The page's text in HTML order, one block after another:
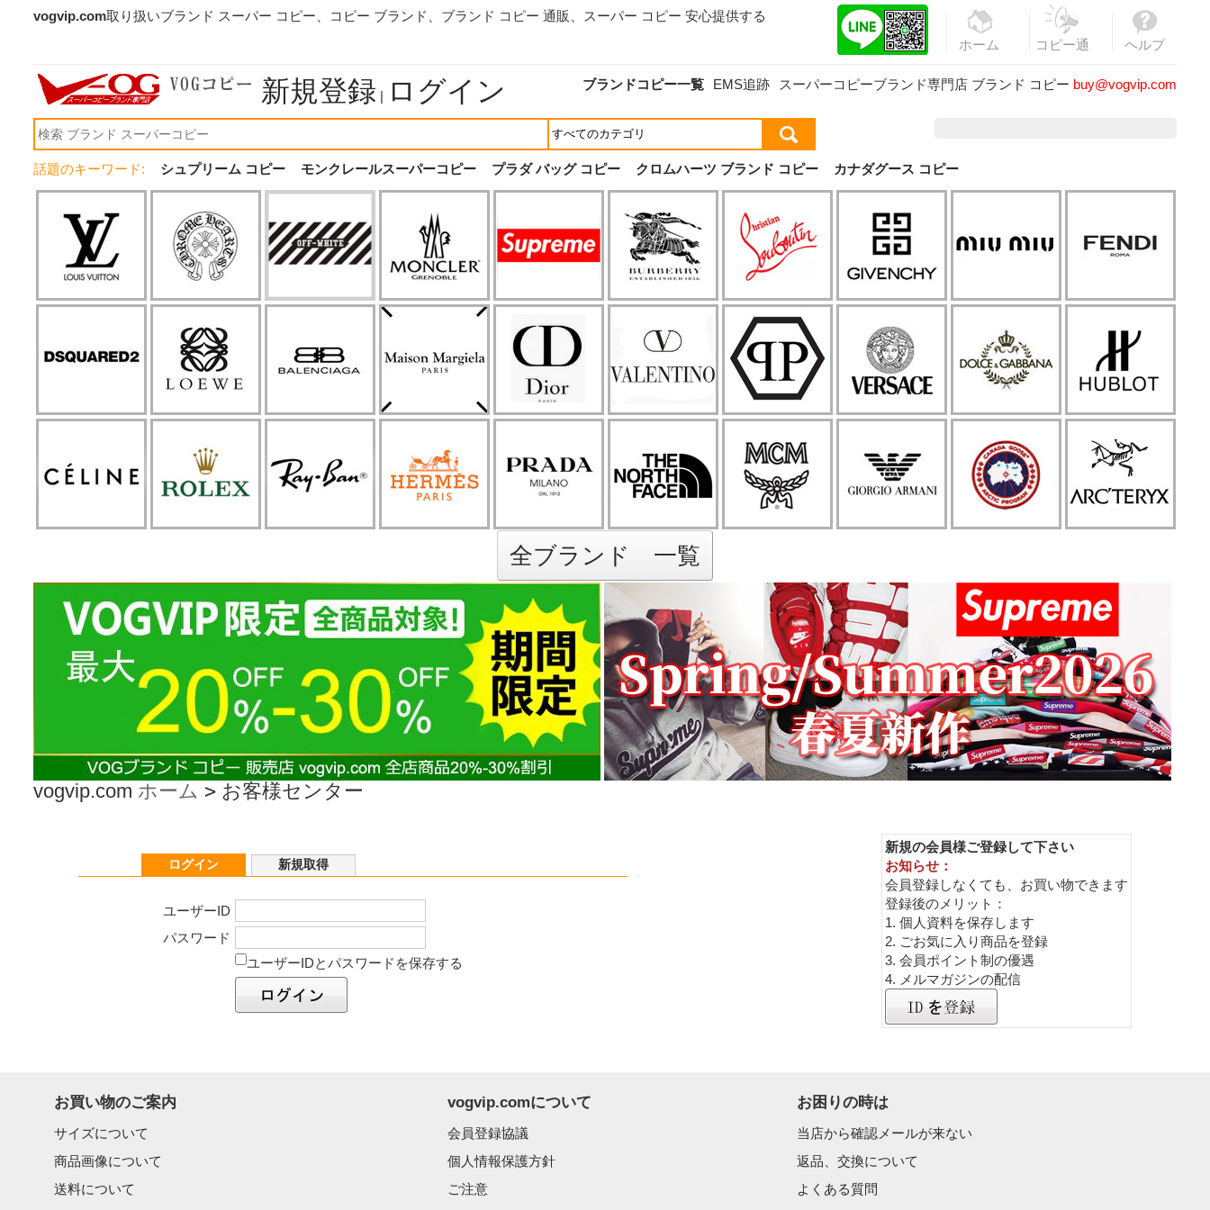
vogvip.com取り扱いブランド スーパー コピー、コピー ブランド、 ブランド コピー 通販
、スーパー コピー 安心提供する
ホーム
コピー通
ヘルプ
新規登録 | ログイン ブランドコピー一覧 EMS追跡 スーパーコピーブランド専門店 ブランド コピー buy@vogvip.com
話題のキーワード: シュプリーム コピー モンクレールスーパーコピー プラダ バッグ コピー クロムハーツ ブランド コピー カナダグース コピー
全ブランド 一覧
vogvip.com ホーム > お客様センター
ログイン 新規取得
ユーザーID
パスワード
ユーザーIDとパスワードを保存する
新規の会員様ご登録して下さい
お知らせ：
会員登録しなくても、お買い物できます
登録後のメリット：
1. 個人資料を保存します
2. ごお気に入り商品を登録
3. 会員ポイント制の優遇
4. メルマガジンの配信
お買い物のご案内
サイズについて
商品画像について
送料について
vogvip.comについて
会員登録協議
個人情報保護方針
ご注意
お困りの時は
当店から確認メールが来ない
返品、交換について
よくある質問